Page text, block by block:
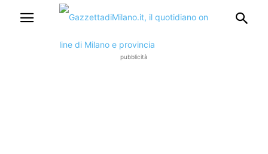
pubblicità